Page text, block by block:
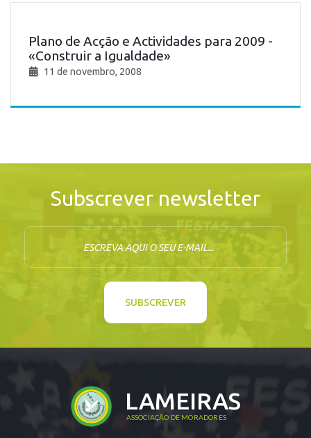
Plano de Acção e Actividades para 2009 -
«Construir a Igualdade»
11 de novembro, 2008
Subscrever newsletter
SUBSCREVER
LAMEIRAS
ASSOCIAÇÃO DE MORADORES